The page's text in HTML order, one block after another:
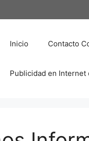
Inicio Contacto
Publicidad en Internet